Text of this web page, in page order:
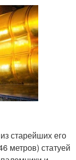
старейших его
метров) статуей